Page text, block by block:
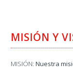
MISIÓN Y
MISIÓN: Nuestra